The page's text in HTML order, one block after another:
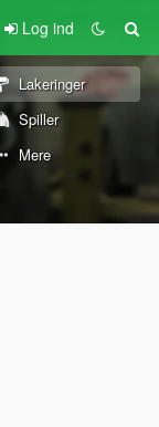
Log ind
Lakeringer
Spiller
Mere